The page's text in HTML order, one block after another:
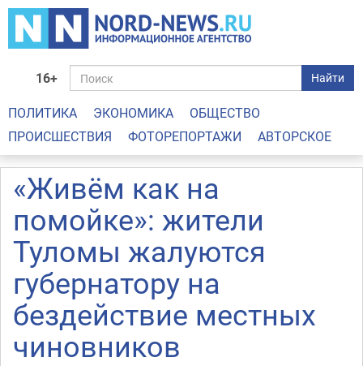
16+ Найти
ПОЛИТИКА ЭКОНОМИКА
ОБЩЕСТВО
ПРОИСШЕСТВИЯ
ФОТОРЕПОРТАЖИ АВТОРСКОЕ
«Живём как на
помойке»: жители
Туломы жалуются
губернатору на
бездействие местных
чиновников